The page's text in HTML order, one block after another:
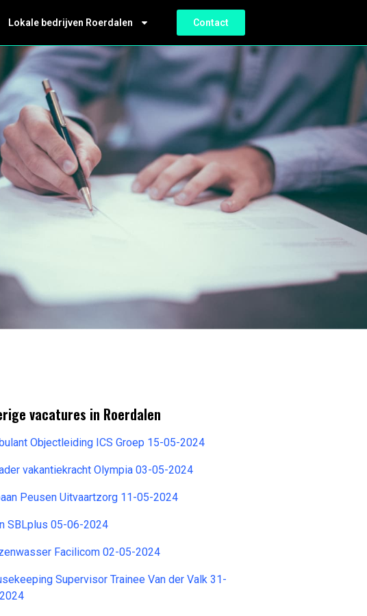
Lokale bedrijven Roerdalen Contact
vacatures in Roerdalen
Objectleiding ICS Groep 15-05-2024
vakantiekracht Olympia 03-05-2024
Peusen Uitvaartzorg 11-05-2024
SBLplus 05-06-2024
Facilicom 02-05-2024
Supervisor Trainee Van der Valk 31-